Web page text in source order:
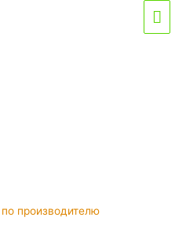
производителю